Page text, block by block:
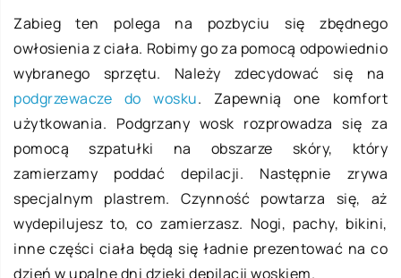
Zabieg ten polega na pozbyciu się zbędnego
owłosienia z ciała. Robimy go za pomocą odpowiednio
wybranego sprzętu. Należy zdecydować się na
podgrzewacze do wosku. Zapewnią one komfort
użytkowania. Podgrzany wosk rozprowadza się za
pomocą szpatułki na obszarze skóry, który
zamierzamy poddać depilacji. Następnie zrywa
specjalnym plastrem. Czynność powtarza się, aż
wydepilujesz to, co zamierzasz. Nogi, pachy, bikini,
inne części ciała będą się ładnie prezentować na co
dzień w upalne dni dzięki depilacji woskiem.